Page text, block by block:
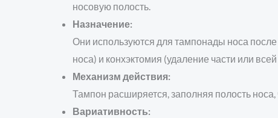
носовую полость.
Назначение:
Они используются для тампонады носа после
носа) и конхэктомия (удаление части или
Механизм действия:
Тампон расширяется, заполняя полость
Вариативность: